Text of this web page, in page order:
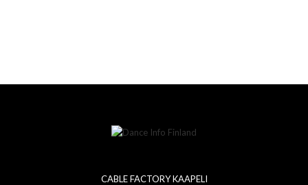
CABLE FACTORY KAAPELI